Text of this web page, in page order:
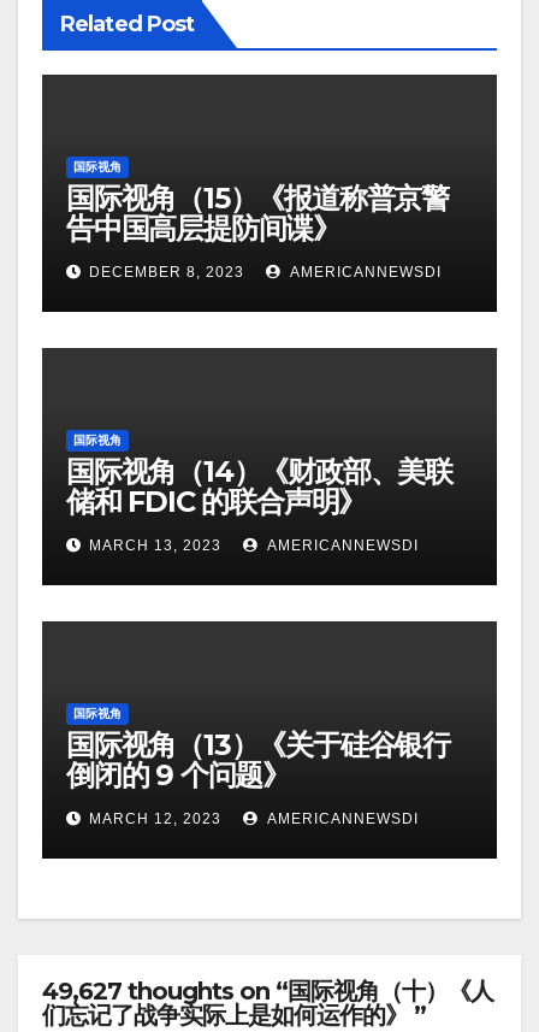
Related Post
国际视角
国际视角（15）《报道称普京警
告中国高层提防间谍》
DECEMBER 8, 2023 AMERICANNEWSDI
国际视角
国际视角（14）《财政部、美联
储和 FDIC 的联合声明》
MARCH 13, 2023 AMERICANNEWSDI
国际视角
国际视角（13）《关于硅谷银行
倒闭的 9 个问题》
MARCH 12, 2023 AMERICANNEWSDI
49,627 thoughts on “国际视角（十）《人
们忘记了战争实际上是如何运作的》 ”